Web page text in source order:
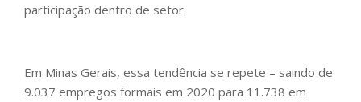
participação dentro de setor.
Em Minas Gerais, essa tendência se repete – saindo de
9.037 empregos formais em 2020 para 11.738 em